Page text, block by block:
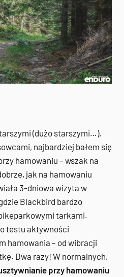
(dużo starszymi…),
najbardziej bałem się
hamowaniu – wszak na
jak na hamowaniu
3-dniowa wizyta w
Blackbird bardzo
tarkami.
testu aktywności
hamowania – od wibracji
Dwa razy! W normalnych,
przy hamowaniu